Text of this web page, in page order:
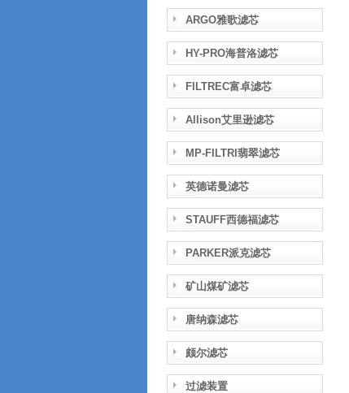
ARGO雅歌滤芯
HY-PRO海普洛滤芯
FILTREC富卓滤芯
Allison艾里逊滤芯
MP-FILTRI翡翠滤芯
英德诺曼滤芯
STAUFF西德福滤芯
PARKER派克滤芯
矿山煤矿滤芯
唐纳森滤芯
颇尔滤芯
过滤装置